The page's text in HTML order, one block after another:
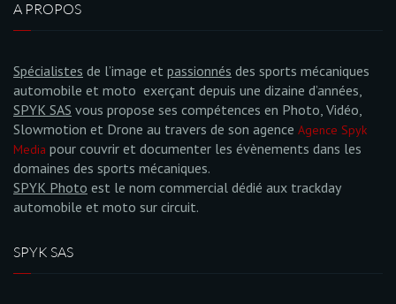
A PROPOS
Spécialistes de l’image et passionnés des sports mécaniques
automobile et moto exerçant depuis une dizaine d’années,
SPYK SAS vous propose ses compétences en Photo, Vidéo,
Slowmotion et Drone au travers de son agence Agence Spyk
Media pour couvrir et documenter les évènements dans les
domaines des sports mécaniques.
SPYK Photo est le nom commercial dédié aux trackday
automobile et moto sur circuit.
SPYK SAS